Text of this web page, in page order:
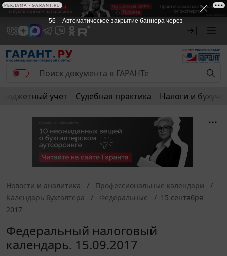
Бюджетный учет Судебная практика Налоги и
Новости и аналитика
Профессиональные календари
Календарь бухгалтера
Федеральные
15 сентября
2017
Федеральный налоговый
календарь. 15.09.2017
56 Автоматическое закрытие баннера через
РЕКЛАМА • GARANT.RU